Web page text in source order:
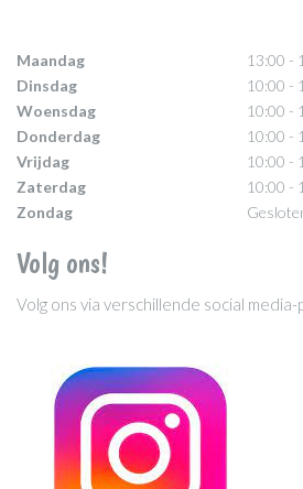
Maandag
13:00 -
Dinsdag
10:00 -
Woensdag
10:00 -
Donderdag
10:00 -
Vrijdag
10:00 -
Zaterdag
10:00 -
Zondag
Volg ons!
Volg ons via verschillende social